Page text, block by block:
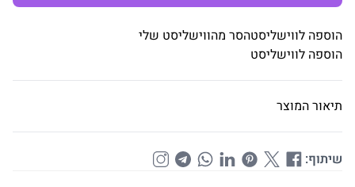
הוספה לווישליסטהסר מהווישליסט שלי
הוספה לווישליסט
תיאור המוצר
שיתוף: